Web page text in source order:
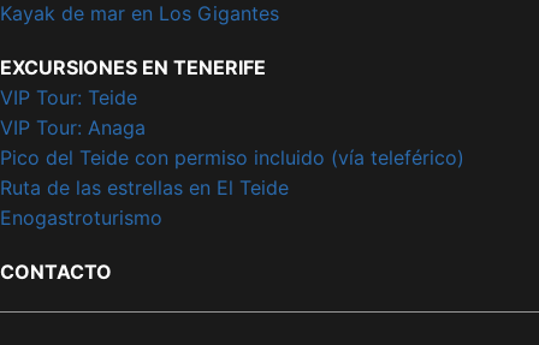
Kayak de mar en Los Gigantes
EXCURSIONES EN TENERIFE
VIP Tour: Teide
VIP Tour: Anaga
Pico del Teide con permiso incluido (vía teleférico)
Ruta de las estrellas en El Teide
Enogastroturismo
CONTACTO